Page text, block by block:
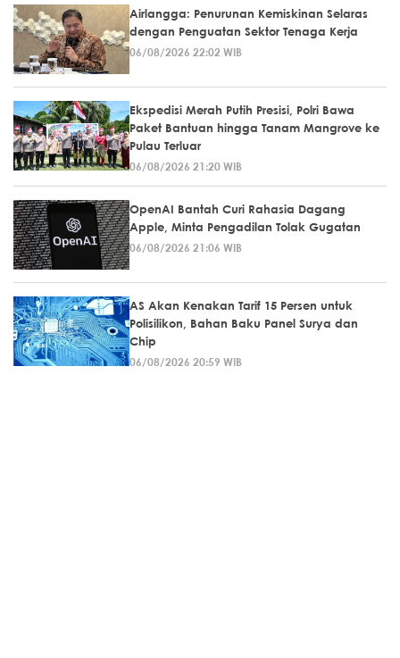
Airlangga: Penurunan Kemiskinan Selaras
dengan Penguatan Sektor Tenaga Kerja
06/08/2026 22:02 WIB
Ekspedisi Merah Putih Presisi, Polri Bawa
Paket Bantuan hingga Tanam Mangrove ke
Pulau Terluar
06/08/2026 21:20 WIB
OpenAI Bantah Curi Rahasia Dagang
Apple, Minta Pengadilan Tolak Gugatan
06/08/2026 21:06 WIB
AS Akan Kenakan Tarif 15 Persen untuk
Polisilikon, Bahan Baku Panel Surya dan
Chip
06/08/2026 20:59 WIB